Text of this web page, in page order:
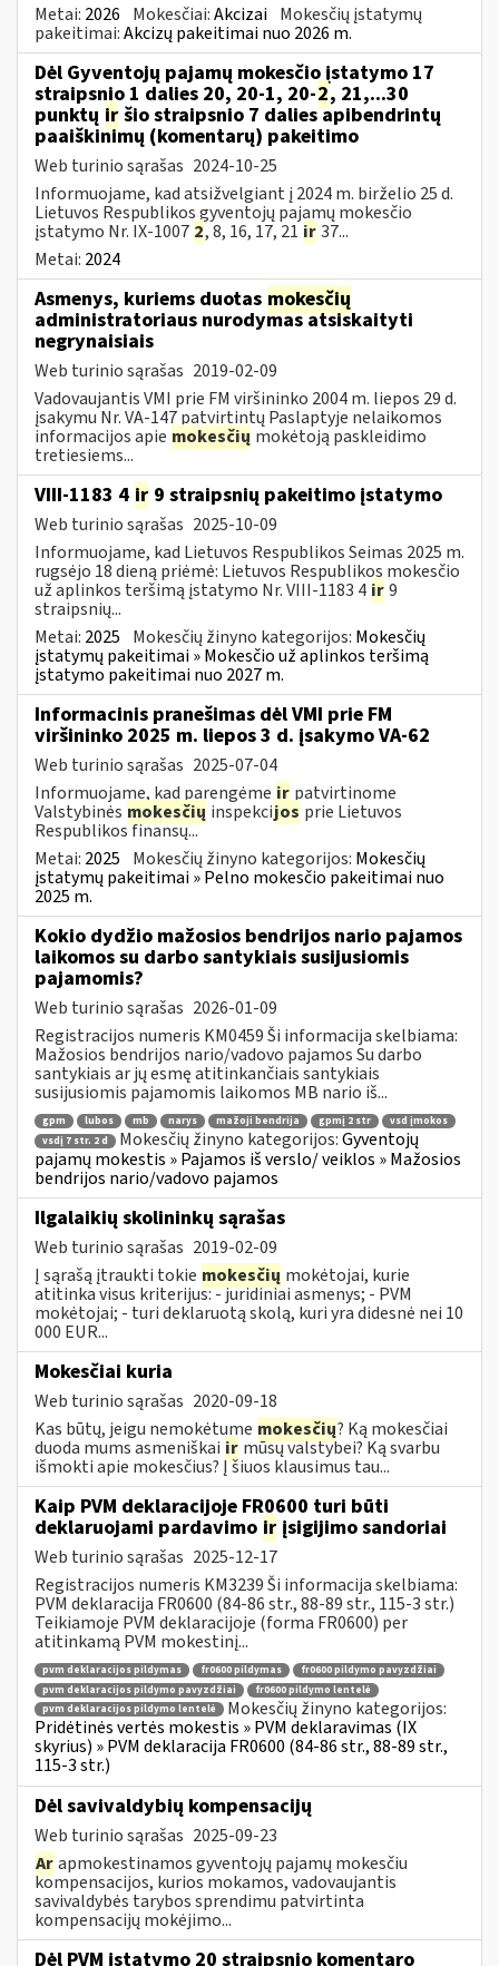
Metai: 2026 Mokesčiai:Akcizai Mokesčių įstatymų
pakeitimai:Akcizų pakeitimai nuo 2026 m.
Dėl Gyventojų pajamų mokesčio įstatymo 17
straipsnio 1 dalies 20, 20-1, 20-2, 21,...30
punktų ir šio straipsnio 7 dalies apibendrintų
paaiškinimų (komentarų) pakeitimo
Web turinio sąrašas 2024-10-25
Informuojame, kad atsižvelgiant į 2024 m. birželio 25 d.
Lietuvos Respublikos gyventojų pajamų mokesčio
įstatymo Nr. IX-1007 2, 8, 16, 17, 21 ir37...
Metai: 2024
Asmenys, kuriems duotas mokesčių
administratoriaus nurodymas atsiskaityti
negrynaisiais
Web turinio sąrašas 2019-02-09
Vadovaujantis VMI prie FM viršininko 2004 m. liepos 29 d.
įsakymu Nr. VA-147 patvirtintų Paslaptyje nelaikomos
informacijos apie mokesčių mokėtoją paskleidimo
tretiesiems...
VIII-1183 4 ir 9 straipsnių pakeitimo įstatymo
Web turinio sąrašas 2025-10-09
Informuojame, kad Lietuvos Respublikos Seimas 2025 m.
rugsėjo 18 dieną priėmė: Lietuvos Respublikos mokesčio
už aplinkos teršimą įstatymo Nr. VIII-1183 4 ir9
straipsnių...
Metai: 2025 Mokesčių žinyno kategorijos: Mokesčių
įstatymų pakeitimai » Mokesčio už aplinkos teršimą
įstatymo pakeitimai nuo 2027 m.
Informacinis pranešimas dėl VMI prie FM
viršininko 2025 m. liepos 3 d. įsakymo VA-62
Web turinio sąrašas 2025-07-04
Informuojame, kad parengėme ir patvirtinome
Valstybinės mokesčių inspekcijos prie Lietuvos
Respublikos finansų...
Metai: 2025 Mokesčių žinyno kategorijos: Mokesčių
įstatymų pakeitimai » Pelno mokesčio pakeitimai nuo
2025 m.
Kokio dydžio mažosios bendrijos nario pajamos
laikomos su darbo santykiais susijusiomis
pajamomis?
Web turinio sąrašas 2026-01-09
Registracijos numeris KM0459 Ši informacija skelbiama:
Mažosios bendrijos nario/vadovo pajamos Su darbo
santykiais ar jų esmę atitinkančiais santykiais
susijusiomis pajamomis laikomos MB nario iš...
gpm lubos mb narys mažoji bendrija gpmį 2 str
vsd įmokos
vsdį 7 str. 2 d
Mokesčių žinyno kategorijos:Gyventojų
pajamų mokestis » Pajamos iš verslo/ veiklos » Mažosios
bendrijos nario/vadovo pajamos
Ilgalaikių skolininkų sąrašas
Web turinio sąrašas 2019-02-09
Į sąrašą įtraukti tokie mokesčių mokėtojai, kurie
atitinka visus kriterijus: - juridiniai asmenys; - PVM
mokėtojai; - turi deklaruotą skolą, kuri yra didesnė nei 10
000 EUR...
Mokesčiai kuria
Web turinio sąrašas 2020-09-18
Kas būtų, jeigu nemokėtume mokesčių? Ką mokesčiai
duoda mums asmeniškai ir mūsų valstybei? Ką svarbu
išmokti apie mokesčius? Į šiuos klausimus tau...
Kaip PVM deklaracijoje FR0600 turi būti
deklaruojami pardavimo ir įsigijimo sandoriai
Web turinio sąrašas 2025-12-17
Registracijos numeris KM3239 Ši informacija skelbiama:
PVM deklaracija FR0600 (84-86 str., 88-89 str., 115-3 str.)
Teikiamoje PVM deklaracijoje (forma FR0600) per
atitinkamą PVM mokestinį...
pvm deklaracijos pildymas fr0600 pildymas
fr0600 pildymo pavyzdžiai
pvm deklaracijos pildymo pavyzdžiai
fr0600 pildymo lentelė
pvm deklaracijos pildymo lentelė
Mokesčių žinyno kategorijos:
Pridėtinės vertės mokestis » PVM deklaravimas (IX
skyrius) » PVM deklaracija FR0600 (84-86 str., 88-89 str.,
115-3 str.)
Dėl savivaldybių kompensacijų
Web turinio sąrašas 2025-09-23
Arapmokestinamos gyventojų pajamų mokesčiu
kompensacijos, kurios mokamos, vadovaujantis
savivaldybės tarybos sprendimu patvirtinta
kompensacijų mokėjimo...
Dėl PVM įstatymo 20 straipsnio komentaro